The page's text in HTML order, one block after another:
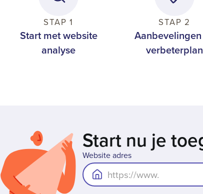
STAP 1
Start met website
analyse
STAP 2
verbeterplan
Start nu je
Website adres